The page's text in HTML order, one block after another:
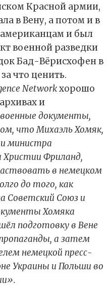
Красной армии,
в Вену, а потом и в
американцам и был
военной разведки
Бад-Вёрисхофен в
что ценить.
Networkхорошо
и
документы,
что Михаэль Хомяк,
министра
Христии Фриланд,
в немецком
до того, как
Советский Союз и
Хомяка
подготовку в Вене
а затем
немецкой пресс-
Украины и Польши во